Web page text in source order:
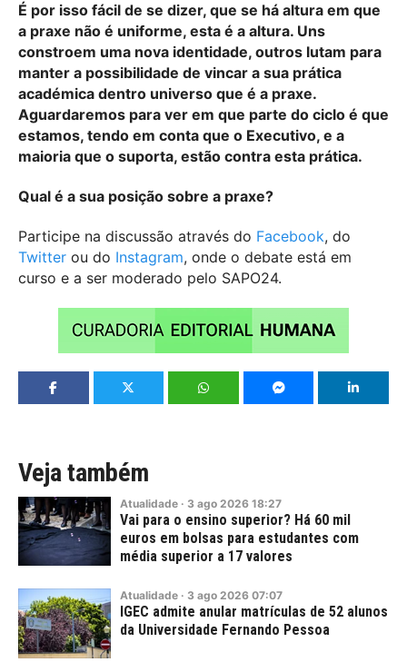
É por isso fácil de se dizer, que se há altura em que
a praxe não é uniforme, esta é a altura. Uns
constroem uma nova identidade, outros lutam para
manter a possibilidade de vincar a sua prática
académica dentro universo que é a praxe.
Aguardaremos para ver em que parte do ciclo é que
estamos, tendo em conta que o Executivo, e a
maioria que o suporta, estão contra esta prática.
Qual é a sua posição sobre a praxe?
Participe na discussão através do Facebook, do
Twitter ou do Instagram, onde o debate está em
curso e a ser moderado pelo SAPO24.
Veja também
Atualidade · 3 ago 2026 18:27
Vai para o ensino superior? Há 60 mil
euros em bolsas para estudantes com
média superior a 17 valores
Atualidade · 3 ago 2026 07:07
IGEC admite anular matrículas de 52 alunos
da Universidade Fernando Pessoa